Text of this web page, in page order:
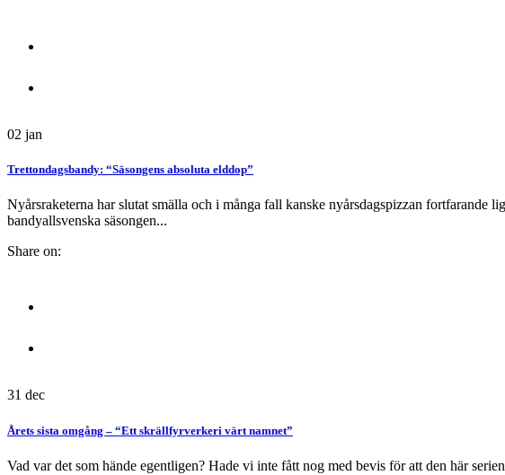
02 jan
Trettondagsbandy: “Säsongens absoluta elddop”
Nyårsraketerna har slutat smälla och i många fall kanske nyårsdagspizzan
bandyallsvenska säsongen...
Share on:
31 dec
Årets sista omgång – “Ett skrällfyrverkeri värt namnet”
Vad var det som hände egentligen? Hade vi inte fått nog med bevis för att den här